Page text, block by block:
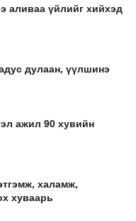
аливаа үйлийг хийхэд
дулаан, үүлшинэ
ажил 90 хувийн
халамж,
хуваарь